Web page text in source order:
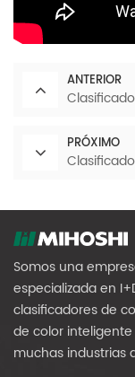
ANTERIOR
PRÓXIMO
Somos una
especializada en
clasificadores de
de color
muchas industrias